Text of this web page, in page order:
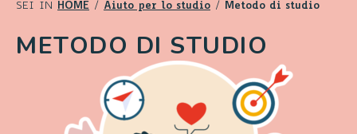
SEI IN HOME / Aiuto per lo studio / Metodo di studio
METODO DI STUDIO